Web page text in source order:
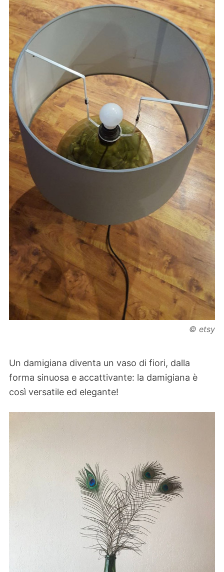
© etsy
Un damigiana diventa un vaso di fiori, dalla
forma sinuosa e accattivante: la damigiana è
così versatile ed elegante!